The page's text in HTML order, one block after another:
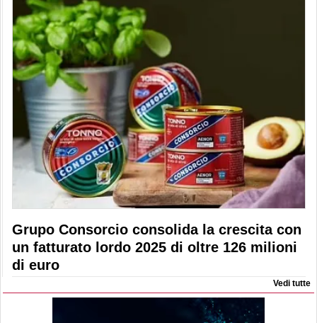
Grupo Consorcio consolida la crescita con
un fatturato lordo 2025 di oltre 126 milioni
di euro
Vedi tutte